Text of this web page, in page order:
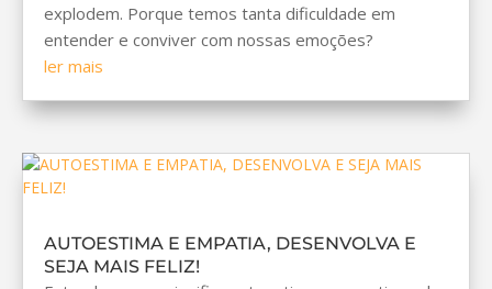
explodem. Porque temos tanta dificuldade em
entender e conviver com nossas emoções?
ler mais
AUTOESTIMA E EMPATIA, DESENVOLVA E
SEJA MAIS FELIZ!